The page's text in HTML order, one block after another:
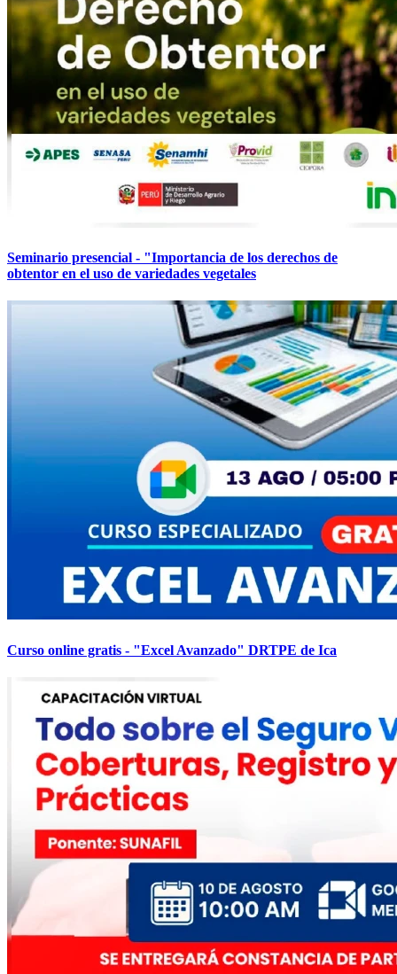
Seminario presencial - "Importancia de los derechos de
obtentor en el uso de variedades vegetales
Curso online gratis - "Excel Avanzado" DRTPE de Ica